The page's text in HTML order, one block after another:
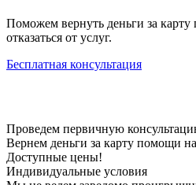
Поможем вернуть деньги за
отказаться от услуг.
Бесплатная консультация
Проведем первичную
Вернем деньги за карту помощи
Доступные цены!
Индивидуальные условия